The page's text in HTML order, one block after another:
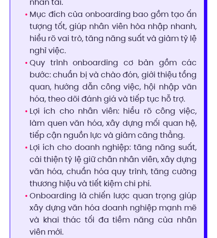
Mục đích của onboarding bao gồm tạo ấn
tượng tốt, giúp nhân viên hòa nhập nhanh,
hiểu rõ vai trò, tăng năng suất và giảm tỷ lệ
nghỉ việc.
Quy trình onboarding cơ bản gồm các
bước: chuẩn bị và chào đón, giới thiệu tổng
quan, hướng dẫn công việc, hội nhập văn
hóa, theo dõi đánh giá và tiếp tục hỗ trợ.
Lợi ích cho nhân viên: hiểu rõ công việc,
làm quen văn hóa, xây dựng mối quan hệ,
tiếp cận nguồn lực và giảm căng thẳng.
Lợi ích cho doanh nghiệp: tăng năng suất,
cải thiện tỷ lệ giữ chân nhân viên, xây dựng
văn hóa, chuẩn hóa quy trình, tăng cường
thương hiệu và tiết kiệm chi phí.
Onboarding là chiến lược quan trọng giúp
xây dựng văn hóa doanh nghiệp mạnh mẽ
và khai thác tối đa tiềm năng của nhân
viên mới.